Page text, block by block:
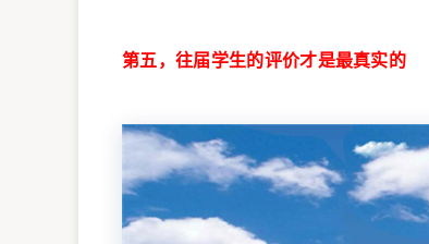
第五，往届学生的评价才是最真实的